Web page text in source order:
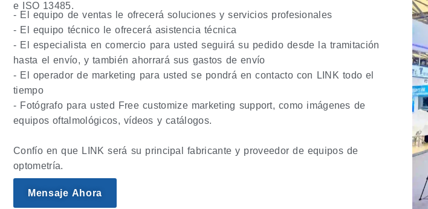
e ISO 13485.
- El equipo de ventas le ofrecerá soluciones y servicios profesionales
- El equipo técnico le ofrecerá asistencia técnica
- El especialista en comercio para usted seguirá su pedido desde la tramitación
hasta el envío, y también ahorrará sus gastos de envío
- El operador de marketing para usted se pondrá en contacto con LINK todo el
tiempo
- Fotógrafo para usted Free customize marketing support, como imágenes de
equipos oftalmológicos, vídeos y catálogos.
Confío en que LINK será su principal fabricante y proveedor de equipos de
optometría.
Mensaje Ahora